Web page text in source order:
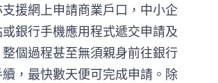
援網上申請商業戶口，中小企
銀行手機應用程式遞交申請及
個過程甚至無須親身前往銀行
，最快數天便可完成申請。除